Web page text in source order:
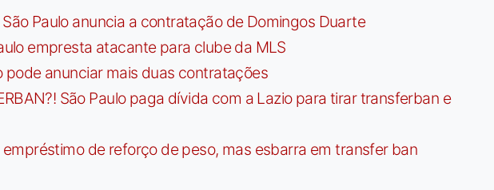
São Paulo anuncia a contratação de Domingos Duarte
empresta atacante para clube da MLS
pode anunciar mais duas contratações
São Paulo paga dívida com a Lazio para tirar transferban e
empréstimo de reforço de peso, mas esbarra em transfer ban